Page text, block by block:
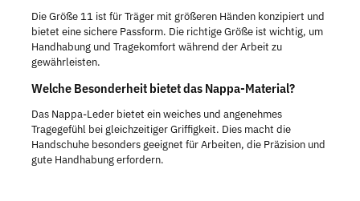
Die Größe 11 ist für Träger mit größeren Händen konzipiert und
bietet eine sichere Passform. Die richtige Größe ist wichtig, um
Handhabung und Tragekomfort während der Arbeit zu
gewährleisten.
Welche Besonderheit bietet das Nappa-Material?
Das Nappa-Leder bietet ein weiches und angenehmes
Tragegefühl bei gleichzeitiger Griffigkeit. Dies macht die
Handschuhe besonders geeignet für Arbeiten, die Präzision und
gute Handhabung erfordern.